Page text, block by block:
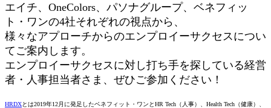
エイチ、OneColors、パソナグループ、ベネフィッ
ト・ワンの4社それぞれの視点から、
様々なアプローチからのエンプロイーサクセスについ
てご案内します。
エンプロイーサクセスに対し打ち手を探している経営
者・人事担当者さま、ぜひご参加ください！
HRDXとは2019年12月に発足したベネフィット・ワンとHR Tech（人事）、Health Tech（健康）、